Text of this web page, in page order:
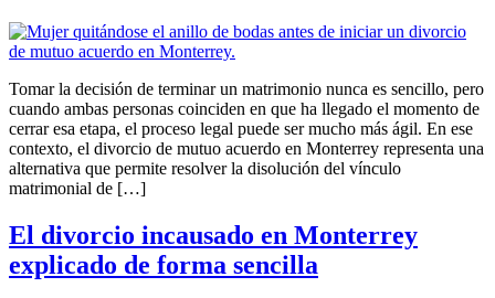
Tomar la decisión de terminar un matrimonio nunca es sencillo, pero
cuando ambas personas coinciden en que ha llegado el momento de
cerrar esa etapa, el proceso legal puede ser mucho más ágil. En ese
contexto, el divorcio de mutuo acuerdo en Monterrey representa una
alternativa que permite resolver la disolución del vínculo
matrimonial de […]
El divorcio incausado en Monterrey
explicado de forma sencilla